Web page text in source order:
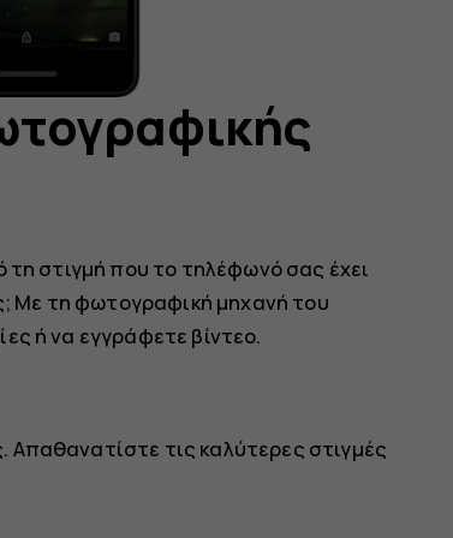
στιγμή που το τηλέφωνό σας έχει
Με τη φωτογραφική μηχανή του
ή να εγγράφετε βίντεο.
τις καλύτερες στιγμές